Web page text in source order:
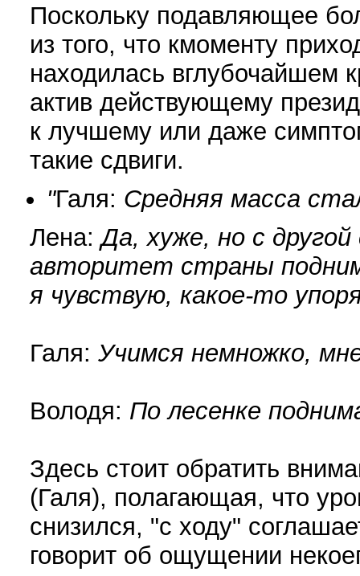
Поскольку подавляющее
из того, что кмоменту
находилась вглубочайшем
актив действующему
к лучшему или даже
такие сдвиги.
"Галя: Средняя масса
Лена: Да, хуже, но с
авторитет страны
я чувствую, какое-то
Галя: Учимся немножко,
Володя: По лесенке
Здесь стоит обратить
(Галя), полагающая, что
снизился, "с ходу"
говорит об ощущении